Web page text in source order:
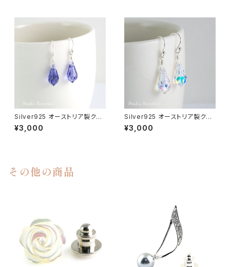
Silver925 オーストリア製クリ
スタルタンザナイトカラーしずく
ピアス pi-115ms
¥3,000
Silver925 オーストリア製クリ
スタル キラキラしずく ピアス pi-
114ms
¥3,000
その他の商品